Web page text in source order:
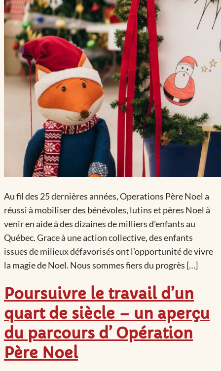
Au fil des 25 dernières années, Operations Père Noel a
réussi à mobiliser des bénévoles, lutins et pères Noel à
venir en aide à des dizaines de milliers d’enfants au
Québec. Grace à une action collective, des enfants
issues de milieux défavorisés ont l’opportunité de vivre
la magie de Noel. Nous sommes fiers du progrès […]
Poursuivre le travail d’un
quart de siècle – un aperçu
du parcours d’ Opération
Père Noel